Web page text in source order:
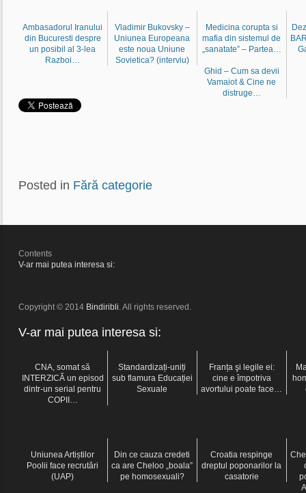
Ambasadorul Iranului
din Bucuresti despre
un posibil al 3-lea
Razboi…
Vladimir Bukovsky –
Uniunea Europeana
este noua Uniune
Sovietica? (interviu)
Medicina corupta si
mafia din sistemul de
„sanatate” – Partea…
Ghid – Cum sa devii
Vamaiot & Cine ne
distruge…
Posted in Fără categorie
Contents
V-ar mai putea interesa si:
Copyright © 2014 Bindiribli . All rights reserved.
V-ar mai putea interesa si:
CNA, somat să
INTERZICĂ un episod
dintr-un serial pentru
COPII…
Standardizați-uniți
sub flamura Educației
Sexuale
Franța şi legile ei:
cine e împotriva
avortului poate face…
Uniunea Artiștilor
Poolii face recrutări
(UAP)
Din ce cauza credeti
ca are Cheloo „boala”
pe homosexuali?
Croatia respinge
dreptul poponarilor la
casatorie